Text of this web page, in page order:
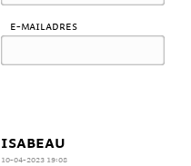
E-mailadres
ISABEAU
10-04-2023 19:08